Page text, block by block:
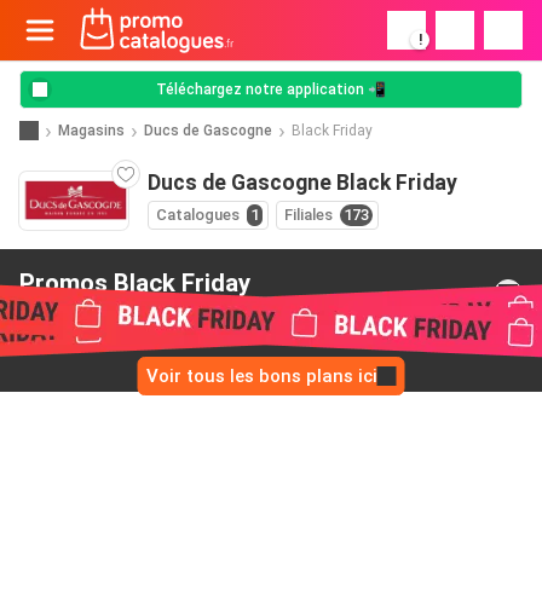
!
Téléchargez notre application 📲
Magasins Ducs de Gascogne Black Friday
Ducs de Gascogne Black Friday
Catalogues 1 Filiales 173
Promos Black Friday
de Ducs de Gascogne
Voir tous les bons plans ici